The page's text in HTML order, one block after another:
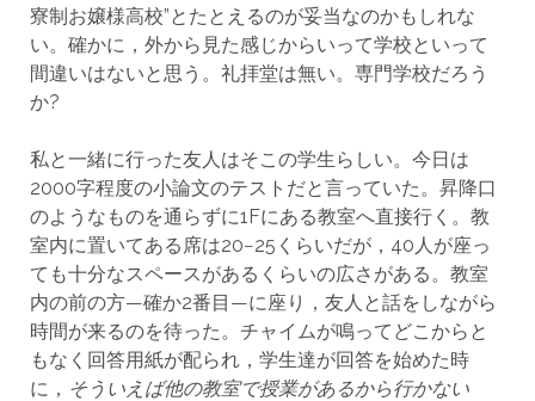
寮制お嬢様高校”とたとえるのが妥当なのかもしれな
い。確かに，外から見た感じからいって学校といって
間違いはないと思う。礼拝堂は無い。専門学校だろう
か?
私と一緒に行った友人はそこの学生らしい。今日は
2000字程度の小論文のテストだと言っていた。昇降口
のようなものを通らずに1Fにある教室へ直接行く。教
室内に置いてある席は20−25くらいだが，40人が座っ
ても十分なスペースがあるくらいの広さがある。教室
内の前の方—確か2番目—に座り，友人と話をしながら
時間が来るのを待った。チャイムが鳴ってどこからと
もなく回答用紙が配られ，学生達が回答を始めた時
に， そういえば他の教室で授業があるから行かない